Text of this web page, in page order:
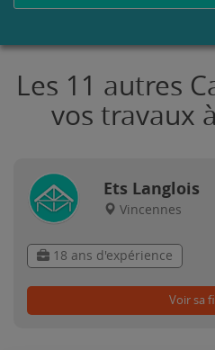
Les 11 autres
vos travaux
Ets Langlois
Vincennes
18 ans d'expérience
Voir sa